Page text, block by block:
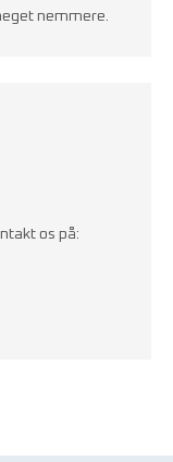
nemmere.
os på: